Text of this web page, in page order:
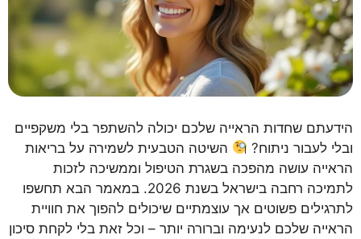
הידעתם שחדות הראייה שלכם יכולה להשתפר בלי משקפיים
ובלי לעבור ניתוח?
השיטה הטבעית לשמירה על בריאות
הראייה עושה מהפכה בשגרת הטיפול וממשיכה לזכות
לתמיכה רחבה בישראל בשנת 2026. במאמר הבא תחשפו
לתרגילים פשוטים אך עוצמתיים שיכולים להפוך את חוויית
הראייה שלכם לנעימה וברורה יותר – וכל זאת בלי לקחת סיכון